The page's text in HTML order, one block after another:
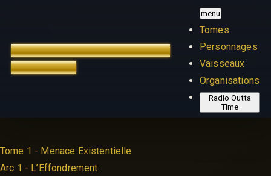
TREK OUTTA TIMEÉDITION
FRANÇAISE
menu
Tomes
Personnages
Vaisseaux
Organisations
Radio Outta
Time
Tome 1 - Menace Existentielle
Arc 1 - L’Effondrement